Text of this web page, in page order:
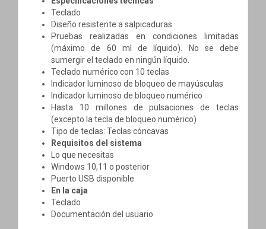
Teclado
Diseño resistente a salpicaduras
Pruebas realizadas en condiciones limitadas
(máximo de 60 ml de líquido). No se debe
sumergir el teclado en ningún líquido.
Teclado numérico con 10 teclas
Indicador luminoso de bloqueo de mayúsculas
Indicador luminoso de bloqueo numérico
Hasta 10 millones de pulsaciones de teclas
(excepto la tecla de bloqueo numérico)
Tipo de teclas: Teclas cóncavas
Requisitos del sistema
Lo que necesitas
Windows 10,11 o posterior
Puerto USB disponible
En la caja
Teclado
Documentación del usuario